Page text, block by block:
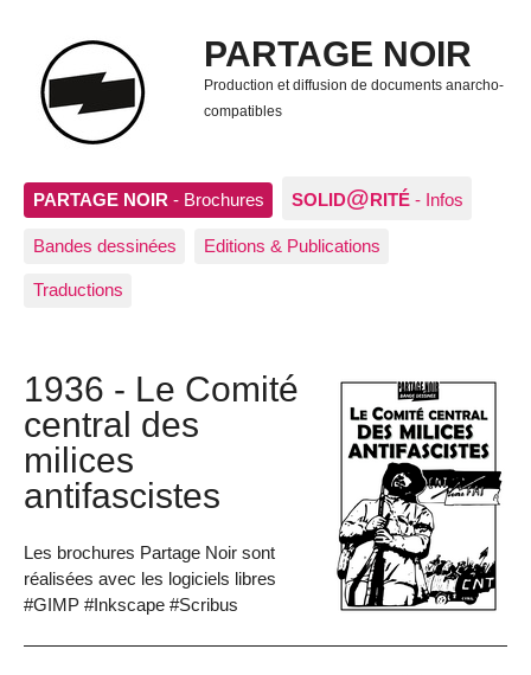
PARTAGE NOIR
Production et diffusion de documents anarcho-
compatibles
PARTAGE NOIR - Brochures SOLID@RITÉ - Infos
Bandes dessinées Editions & Publications
Traductions
1936 - Le Comité
central des
milices
antifascistes
Les brochures Partage Noir sont
réalisées avec les logiciels libres
#GIMP #Inkscape #Scribus